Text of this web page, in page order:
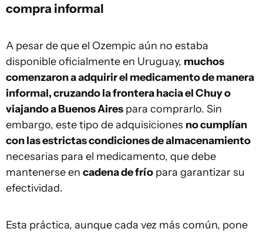
compra informal
A pesar de que el Ozempic aún no estaba
disponible oficialmente en Uruguay, muchos
comenzaron a adquirir el medicamento de manera
informal, cruzando la frontera hacia el Chuy o
viajando a Buenos Aires para comprarlo. Sin
embargo, este tipo de adquisiciones no cumplían
con las estrictas condiciones de almacenamiento
necesarias para el medicamento, que debe
mantenerse en cadena de frío para garantizar su
efectividad.
Esta práctica, aunque cada vez más común, pone